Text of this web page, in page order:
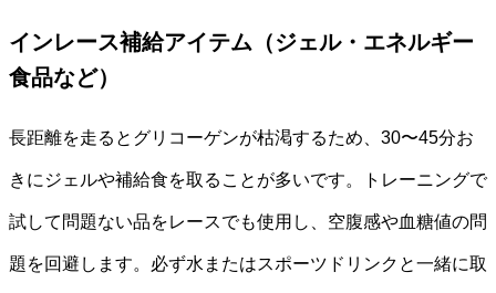
インレース補給アイテム（ジェル・エネルギー
食品など）
長距離を走るとグリコーゲンが枯渇するため、30〜45分お
きにジェルや補給食を取ることが多いです。トレーニングで
試して問題ない品をレースでも使用し、空腹感や血糖値の問
題を回避します。必ず水またはスポーツドリンクと一緒に取